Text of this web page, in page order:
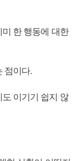
한 행동에 대한
점이다.
이기기 쉽지 않